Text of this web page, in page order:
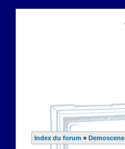
Index du forum » Demoscene